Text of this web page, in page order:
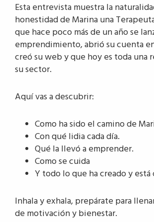
Esta entrevista muestra la
honestidad de Marina una
que hace poco más de un año se
emprendimiento, abrió su cuenta
creó su web y que hoy es toda una
su sector.
Aquí vas a descubrir:
Como ha sido el camino de
Con qué lidia cada día.
Qué la llevó a emprender.
Como se cuida
Y todo lo que ha creado y está
Inhala y exhala, prepárate para
de motivación y bienestar.